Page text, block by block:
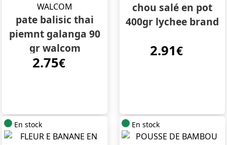
pate balisic thai
piemnt galanga 90
gr walcom
2.75€
chou salé en pot
400gr lychee brand
2.91€
En stock En stock